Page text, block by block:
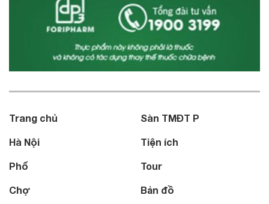
Trang chủ
Hà Nội
Phố
Chợ
Sàn TMĐT P
Tiện ích
Tour
Bản đồ